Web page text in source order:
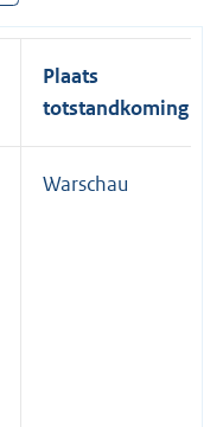
Plaats
totstandkoming
Warschau